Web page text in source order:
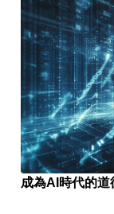
成為AI時代的道